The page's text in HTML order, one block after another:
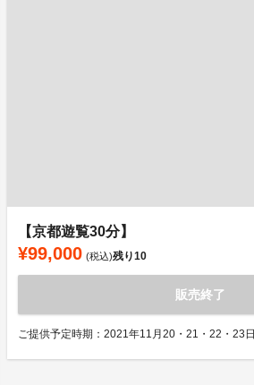
【京都遊覧30分】
¥99,000 (税込)残り10
販売終了
ご提供予定時期：2021年11月20・21・22・23日